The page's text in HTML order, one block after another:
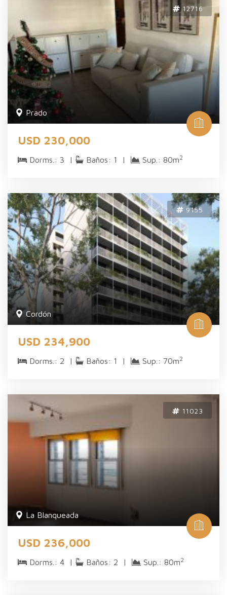
12716
Prado
USD 230,000
Dorms.: 3 | Baños: 1 | Sup.: 80m2
9155
Cordón
USD 234,900
Dorms.: 2 | Baños: 1 | Sup.: 70m2
11023
La Blanqueada
USD 236,000
Dorms.: 4 | Baños: 2 | Sup.: 80m2